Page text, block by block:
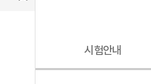
시험안내